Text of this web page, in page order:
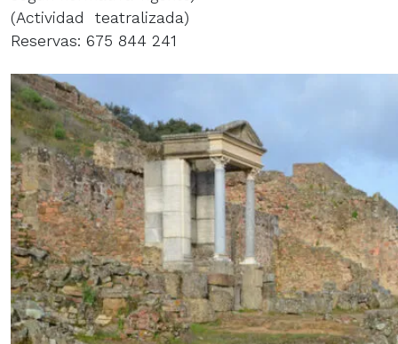
(Actividad teatralizada)
Reservas: 675 844 241